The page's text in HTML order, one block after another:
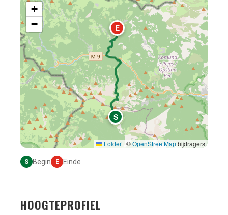
Kaart laden...
S
E
+
−
Folder | ©OpenStreetMapbijdragers
S Begin E Einde
HOOGTEPROFIEL